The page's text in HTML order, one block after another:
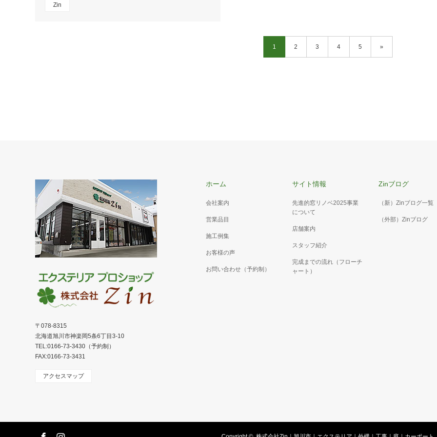
Zin
1 2 3 4 5 »
ホーム
会社案内
営業品目
施工例集
お客様の声
お問い合わせ（予約制）
サイト情報
先進的窓リノベ2025事業
について
店舗案内
スタッフ紹介
完成までの流れ（フローチ
ャート）
Zinブログ
（新）Zinブログ一覧
（外部）Zinブログ
〒078-8315
北海道旭川市神楽岡5条6丁目3-10
TEL:0166-73-3430（予約制）
FAX:0166-73-3431
アクセスマップ